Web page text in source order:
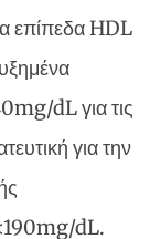
επίπεδα HDL
dL για τις
για την
dL.